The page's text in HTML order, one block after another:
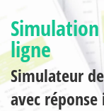
ligne
Simulateur
avec